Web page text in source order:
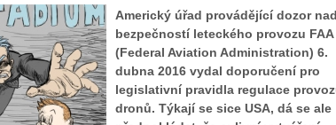
Americký úřad provádějící dozor nad
bezpečností leteckého provozu FAA
(Federal Aviation Administration) 6.
dubna 2016 vydal doporučení pro
legislativní pravidla regulace
dronů. Týkají se sice USA, dá se ale